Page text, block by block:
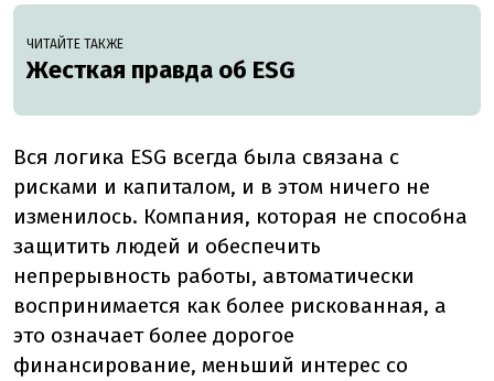
ЧИТАЙТЕ ТАКЖЕ
Жесткая правда об ESG
Вся логика ESG всегда была связана с
рисками и капиталом, и в этом ничего не
изменилось. Компания, которая не способна
защитить людей и обеспечить
непрерывность работы, автоматически
воспринимается как более рискованная, а
это означает более дорогое
финансирование, меньший интерес со